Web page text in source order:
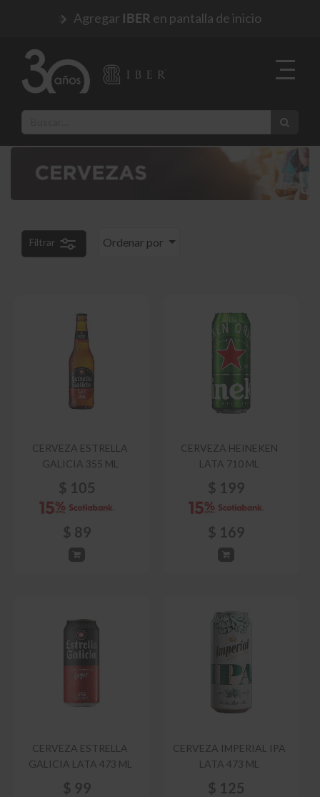
Agregar IBER en pantalla de inicio
Ordenar por
Filtrar
CERVEZA ESTRELLA
GALICIA 355 ML
$ 105
$ 89
CERVEZA HEINEKEN
LATA 710 ML
$ 199
$ 169
CERVEZA ESTRELLA
GALICIA LATA 473 ML
$ 99
CERVEZA IMPERIAL IPA
LATA 473 ML
$ 125